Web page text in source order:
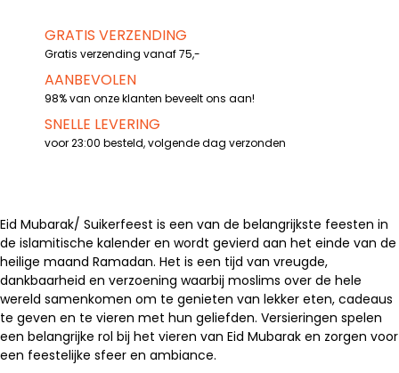
GRATIS VERZENDING
Gratis verzending vanaf 75,-
AANBEVOLEN
98% van onze klanten beveelt ons aan!
SNELLE LEVERING
voor 23:00 besteld, volgende dag verzonden
Eid Mubarak/ Suikerfeest is een van de belangrijkste feesten in
de islamitische kalender en wordt gevierd aan het einde van de
heilige maand Ramadan. Het is een tijd van vreugde,
dankbaarheid en verzoening waarbij moslims over de hele
wereld samenkomen om te genieten van lekker eten, cadeaus
te geven en te vieren met hun geliefden. Versieringen spelen
een belangrijke rol bij het vieren van Eid Mubarak en zorgen voor
een feestelijke sfeer en ambiance.